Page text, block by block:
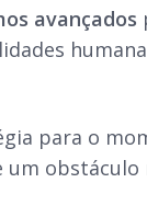
avançados
para o
obstáculo